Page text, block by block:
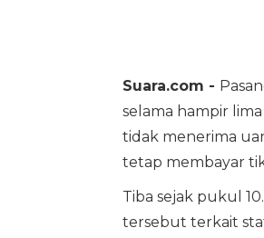
Suara.com -
selama hampir
tidak menerima
tetap membayar
Tiba sejak pukul
tersebut terkait